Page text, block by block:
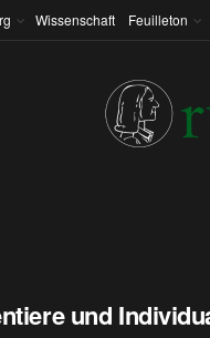
Wissenschaft Feuilleton
und